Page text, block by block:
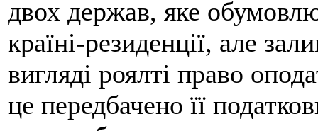
двох держав, яке
країні-резиденції, але
вигляді роялті право
це передбачено її